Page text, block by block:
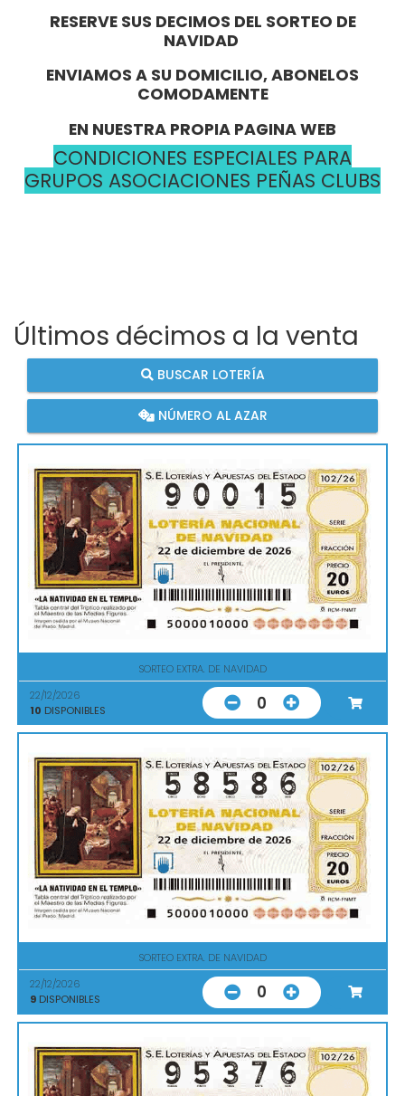
RESERVE SUS DECIMOS DEL SORTEO DE
NAVIDAD
ENVIAMOS A SU DOMICILIO, ABONELOS
COMODAMENTE
EN NUESTRA PROPIA PAGINA WEB
CONDICIONES ESPECIALES PARA
GRUPOS ASOCIACIONES PEÑAS CLUBS
Últimos décimos a la venta
BUSCAR LOTERÍA
NÚMERO AL AZAR
SORTEO EXTRA. DE NAVIDAD
22/12/2026
10 DISPONIBLES 0
SORTEO EXTRA. DE NAVIDAD
22/12/2026
9 DISPONIBLES 0